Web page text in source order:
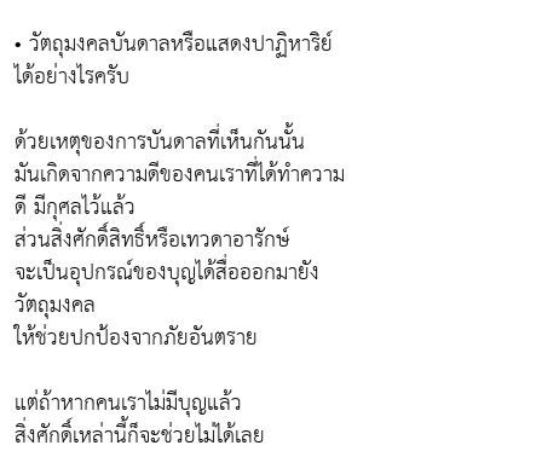
• วัตถุมงคลบันดาลหรือแสดงปาฏิหาริย์
ได้อย่างไรครับ
ด้วยเหตุของการบันดาลที่เห็นกันนั้น
มันเกิดจากความดีของคนเราที่ได้ทำความ
ดี มีกุศลไว้แล้ว
ส่วนสิ่งศักดิ์สิทธิ์หรือเทวดาอารักษ์
จะเป็นอุปกรณ์ของบุญได้สื่อออกมายัง
วัตถุมงคล
ให้ช่วยปกป้องจากภัยอันตราย
แต่ถ้าหากคนเราไม่มีบุญแล้ว
สิ่งศักดิ์เหล่านี้ก็จะช่วยไม่ได้เลย